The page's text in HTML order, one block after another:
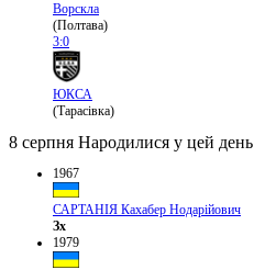
Ворскла
(Полтава)
3:0
ЮКСА
(Тарасівка)
8 серпня Народилися у цей день
1967
САРТАНІЯ Кахабер Нодарійович
Зх
1979